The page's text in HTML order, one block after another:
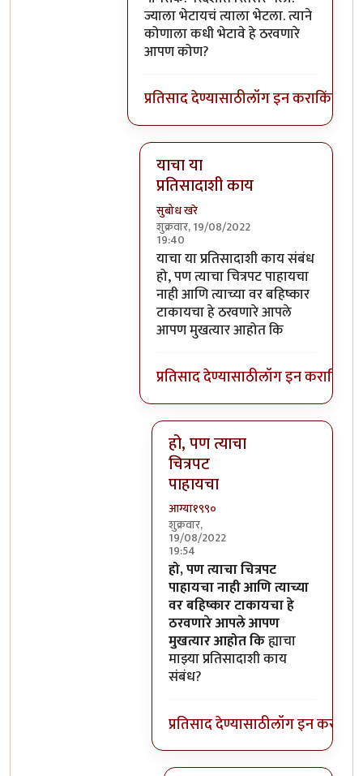
ज्याला भेटायचं त्याला भेटला. त्याने
कोणाला कधी भेटावे हे ठरवणारे
आपण कोण?
प्रतिसाद देण्यासाठीलॉग इन कराकिंवा
याचा या
प्रतिसादाशी काय
सुबोध खरे
शुक्रवार, 19/08/2022
19:40
In reply toआमिर खान देशाचा सामान्य
याचा या प्रतिसादाशी काय संबंध
हो, पण त्याचा चित्रपट पाहायचा
नाही आणि त्याच्या वर बहिष्कार
टाकायचा हे ठरवणारे आपले
आपण मुखत्यार आहोत कि
प्रतिसाद देण्यासाठीलॉग इन कराकिंवा
हो, पण त्याचा
चित्रपट
पाहायचा
आग्या१९९०
शुक्रवार,
19/08/2022
19:54
In reply toयाचा या प्रतिसादाशी काय
हो, पण त्याचा चित्रपट
पाहायचा नाही आणि त्याच्या
वर बहिष्कार टाकायचा हे
ठरवणारे आपले आपण
मुखत्यार आहोत किह्याचा
माझ्या प्रतिसादाशी काय
संबंध?
प्रतिसाद देण्यासाठीलॉग इन करा